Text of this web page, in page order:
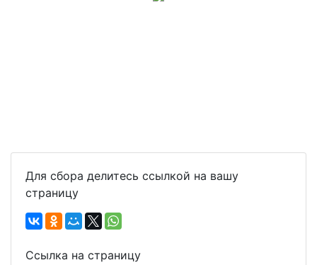
Для сбора делитесь ссылкой на вашу
страницу
Ссылка на страницу